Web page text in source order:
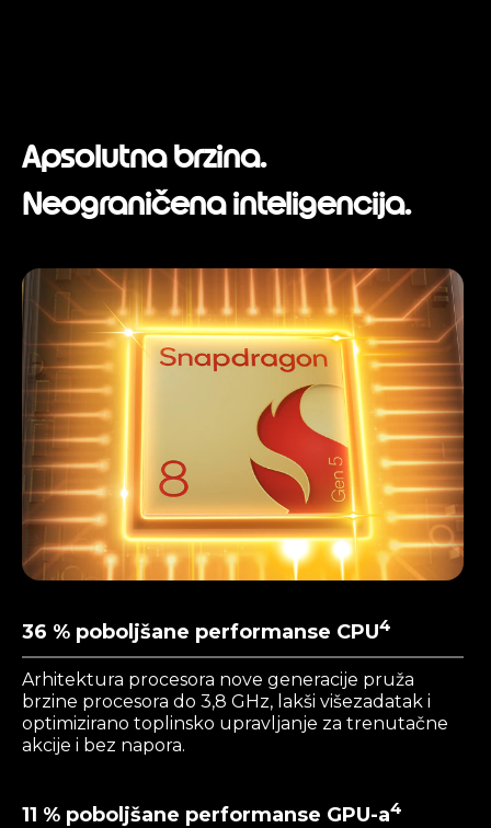
Apsolutna brzina.
Neograničena inteligencija.
I
t
e
m
1
36 % poboljšane performanse CPU4
Arhitektura procesora nove generacije pruža
brzine procesora do 3,8 GHz, lakši višezadatak i
optimizirano toplinsko upravljanje za trenutačne
akcije i bez napora.
11 % poboljšane performanse GPU-a4